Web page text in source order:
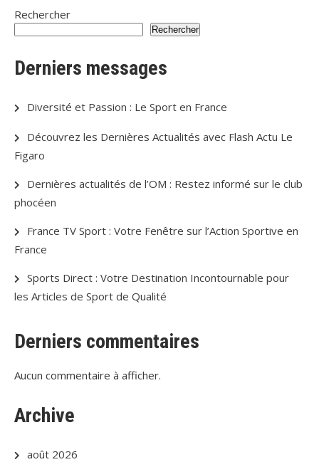
Rechercher
Rechercher
Derniers messages
Diversité et Passion : Le Sport en France
Découvrez les Dernières Actualités avec Flash Actu Le
Figaro
Dernières actualités de l’OM : Restez informé sur le club
phocéen
France TV Sport : Votre Fenêtre sur l’Action Sportive en
France
Sports Direct : Votre Destination Incontournable pour
les Articles de Sport de Qualité
Derniers commentaires
Aucun commentaire à afficher.
Archive
août 2026